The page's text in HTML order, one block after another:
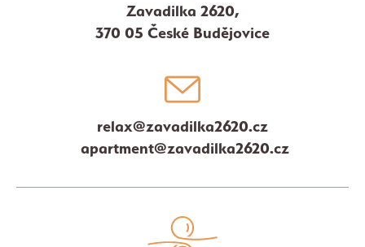
Zavadilka 2620,
370 05 České Budějovice
relax@zavadilka2620.cz
apartment@zavadilka2620.cz